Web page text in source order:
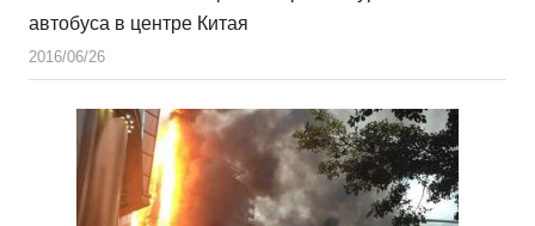
автобуса в центре Китая
2016/06/26